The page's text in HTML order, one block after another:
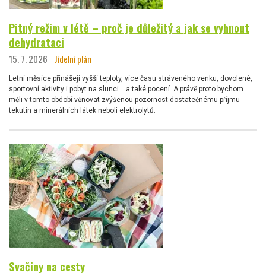
Pitný režim v létě – proč je důležitý a jak se vyhnout
dehydrataci
15. 7. 2026 Jídelní plán
Letní měsíce přinášejí vyšší teploty, více času stráveného venku, dovolené,
sportovní aktivity i pobyt na slunci… a také pocení. A právě proto bychom
měli v tomto období věnovat zvýšenou pozornost dostatečnému příjmu
tekutin a minerálních látek neboli elektrolytů.
Svačiny na cesty